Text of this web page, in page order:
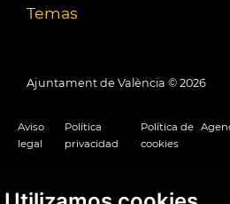
Temas
Ajuntament de València © 2026
Aviso
legal
Política
privacidad
Política de
cookies